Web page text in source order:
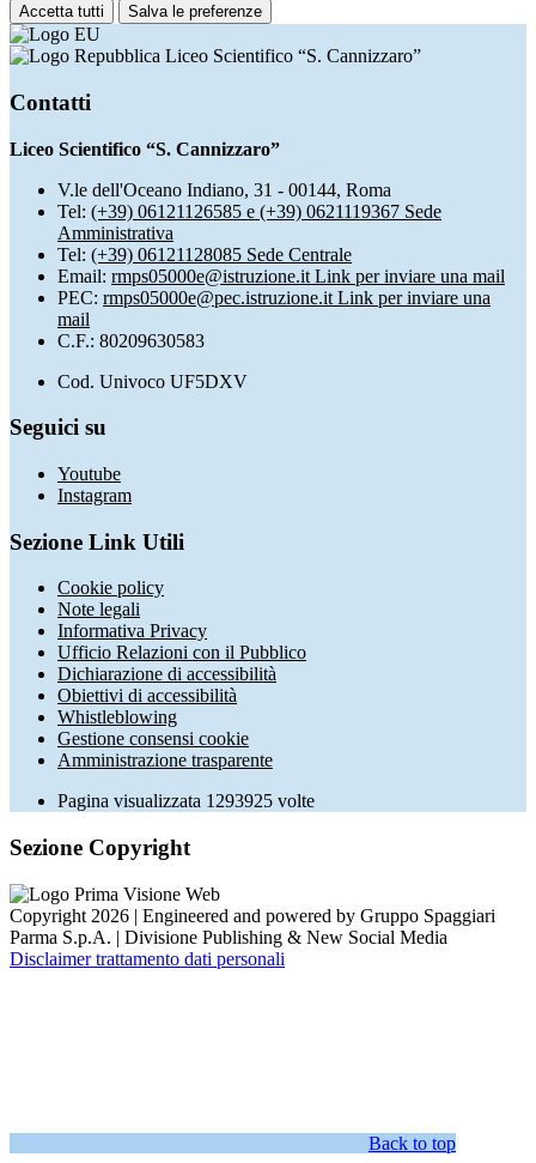
Accetta tutti Salva le preferenze
Liceo Scientifico “S. Cannizzaro”
Contatti
Liceo Scientifico “S. Cannizzaro”
V.le dell'Oceano Indiano, 31 - 00144, Roma
Tel: (+39) 06121126585 e (+39) 0621119367 Sede
Amministrativa
Tel: (+39) 06121128085 Sede Centrale
Email: rmps05000e@istruzione.it Link per inviare una mail
PEC: rmps05000e@pec.istruzione.it Link per inviare una
mail
C.F.: 80209630583
Cod. Univoco UF5DXV
Seguici su
Youtube
Instagram
Sezione Link Utili
Cookie policy
Note legali
Informativa Privacy
Ufficio Relazioni con il Pubblico
Dichiarazione di accessibilità
Obiettivi di accessibilità
Whistleblowing
Gestione consensi cookie
Amministrazione trasparente
Pagina visualizzata 1293925 volte
Sezione Copyright
Copyright 2026 | Engineered and powered by Gruppo Spaggiari
Parma S.p.A. | Divisione Publishing & New Social Media
Disclaimer trattamento dati personali
Back to top